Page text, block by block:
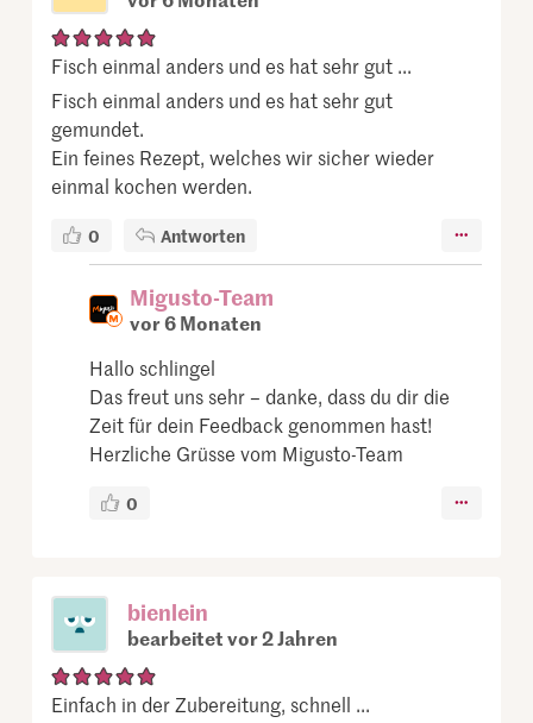
Fisch einmal anders und es hat sehr gut ...
Fisch einmal anders und es hat sehr gut
gemundet.
Ein feines Rezept, welches wir sicher wieder
einmal kochen werden.
0 Antworten
Migusto-Team
vor 6 Monaten
Hallo schlingel
Das freut uns sehr – danke, dass du dir die
Zeit für dein Feedback genommen hast!
Herzliche Grüsse vom Migusto-Team
0
bienlein
bearbeitet vor 2 Jahren
Einfach in der Zubereitung, schnell ...